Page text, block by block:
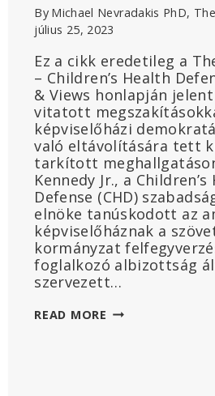
By Michael Nevradakis PhD,
július 25, 2023
Ez a cikk eredetileg a
– Children’s Health
& Views honlapján
vitatott
képviselőházi
való eltávolítására tett
tarkított
Kennedy Jr., a Children’s
Defense (CHD)
elnöke tanúskodott az
képviselőháznak a
kormányzat
foglalkozó albizottság
szervezett…
READ MORE „HA